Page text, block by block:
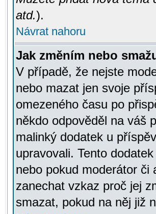
atd.).
Návrat nahoru
Jak změním nebo
V případě, že nejste
nebo mazat jen svoje
omezeného času po
někdo odpověděl na váš
malinký dodatek u
upravovali. Tento
nebo pokud moderátor či
zanechat vzkaz proč jej
smazat, pokud na něj již